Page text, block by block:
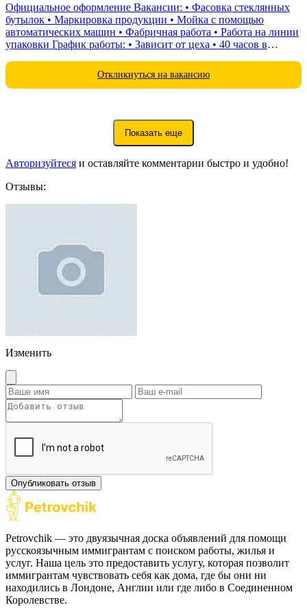
Официальное оформление Вакансии: • Фасовка стеклянных
бутылок • Маркировка продукции • Мойка с помощью
автоматических машин • Фабричная работа • Работа на линии
упаковки График работы: • Зависит от цеха • 40 часов в
Откликнуться на вакансию
Показать еще
Авторизуйтеся и оставляйте комментарии быстро и удобно!
Отзывы:
Изменить
Опубликовать отзыв
Petrovchik — это двуязычная доска объявлений для помощи
русскоязычным иммигрантам с поиском работы, жилья и
услуг. Наша цель это предоставить услугу, которая позволит
иммигрантам чувствовать себя как дома, где бы они ни
находились в Лондоне, Англии или где либо в Соединенном
Королевстве.